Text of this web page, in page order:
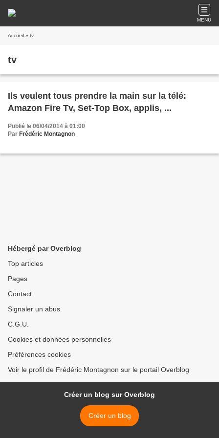
MENU
Accueil » tv
tv
Ils veulent tous prendre la main sur la télé:
Amazon Fire Tv, Set-Top Box, applis, ...
Publié le 06/04/2014 à 01:00
Par Frédéric Montagnon
Hébergé par Overblog
Top articles
Pages
Contact
Signaler un abus
C.G.U.
Cookies et données personnelles
Préférences cookies
Voir le profil de Frédéric Montagnon sur le portail Overblog
Créer un blog sur Overblog
Créer un blog